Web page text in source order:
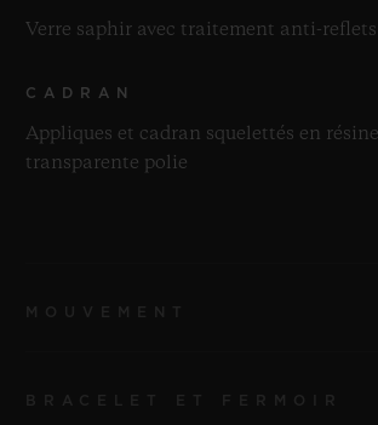
Verre saphir avec traitement anti-reflets
CADRAN
Appliques et cadran squelettés en
transparente polie